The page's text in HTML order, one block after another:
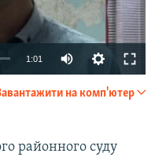
1:01
на комп'ютер
районного суду